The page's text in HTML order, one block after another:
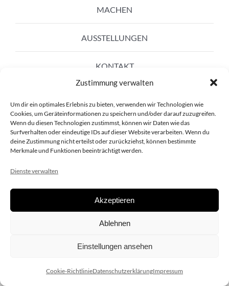
Zustimmung verwalten
Um dir ein optimales Erlebnis zu bieten, verwenden wir Technologien wie
Cookies, um Geräteinformationen zu speichern und/oder darauf zuzugreifen.
Wenn du diesen Technologien zustimmst, können wir Daten wie das
Surfverhalten oder eindeutige IDs auf dieser Website verarbeiten. Wenn du
deine Zustimmung nicht erteilst oder zurückziehst, können bestimmte
Merkmale und Funktionen beeinträchtigt werden.
Dienste verwalten
Akzeptieren
Ablehnen
Einstellungen ansehen
Cookie-RichtlinieDatenschutzerklärungImpressum
MACHEN
AUSSTELLUNGEN
KONTAKT
Copyright 2020 dieSCHAUsteller.at |Datenschützerklärung|
| Design:www.ARGEntur.at